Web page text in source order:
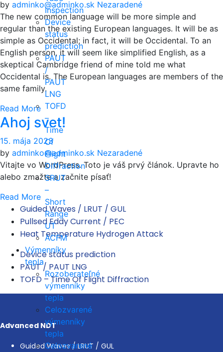
Inspection
Device
status
prediction
PAUT
/
PAUT
LNG
TOFD
–
Time
Of
Flight
Diffraction
SRUT
–
Short
Range
UT
ACFM
Výmenníky
tepla
Rozoberateľné
výmenníky
tepla
Celozvarené
výmenníky
tepla
Celozvarené
by adminko@adminko.sk Nezaradené
The new common language will be more simple and
regular than the existing European languages. It will be as
simple as Occidental; in fact, it will be Occidental. To an
English person, it will seem like simplified English, as a
skeptical Cambridge friend of mine told me what
Occidental is. The European languages are members of the
same family.
Read More
Ahoj svet!
15. mája 2023
by adminko@adminko.sk Nezaradené
Vitajte vo WordPress. Toto je váš prvý článok. Upravte ho
alebo zmažte a začnite písať!
Read More
Guided Waves / LRUT / GUL
Pullsed Eddy Current / PEC
Heat Temperature Hydrogen Attack
Device status prediction
PAUT / PAUT LNG
TOFD – Time Of Flight Diffraction
Advanced NDT
Guided Waves / LRUT / GUL